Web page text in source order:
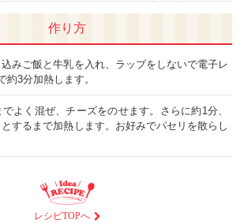
作り方
みご飯と牛乳を入れ、ラップをしないで電子レ
約3分加熱します。
よく混ぜ、チーズをのせます。さらに約1分、
するまで加熱します。お好みでパセリを散らし
レシピTOPへ